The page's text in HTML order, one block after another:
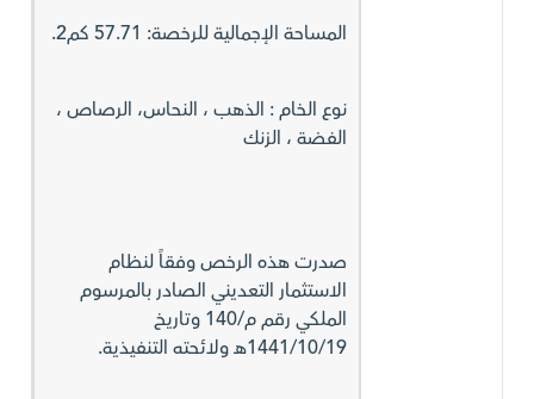
المساحة الإجمالية للرخصة: 57.71 كم2.
نوع الخام : الذهب ، النحاس، الرصاص ،
الفضة ، الزنك
صدرت هذه الرخص وفقاً لنظام
الاستثمار التعديني الصادر بالمرسوم
الملكي رقم م/140 وتاريخ
1441/10/19هـ ولائحته التنفيذية.